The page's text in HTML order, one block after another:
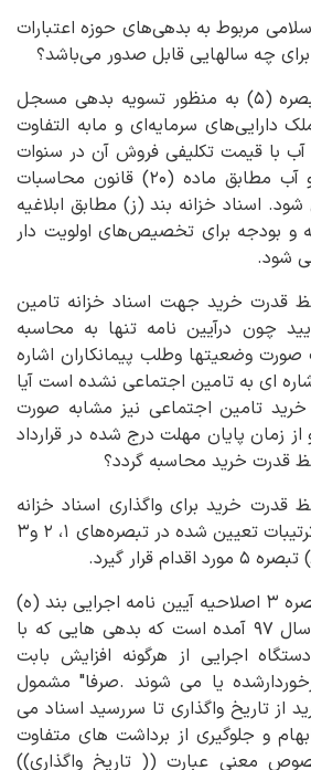
مربوط به بدهی‌های حوزه اعتبارات
چه سالهایی قابل صدور می‌باشد؟
اسناد خزانه بند (ھ) تبصره (۵) به منظور تسویه بدهی مسجل
دارایی‌های سرمایه‌ای و مابه التفاوت
با قیمت تکلیفی فروش آن در سنوات
قبل به شرکتهای برق و آب مطابق ماده (۲۰) قانون محاسبات
اسناد خزانه بند (ز) مطابق ابلاغیه
و بودجه برای تخصیص‌های اولویت دار
شود.
قدرت خرید جهت اسناد خزانه تامین
چون درآیین نامه تنها به محاسبه
وضعیتها وطلب پیمانکاران اشاره
ای به تامین اجتماعی نشده است آیا
تامین اجتماعی نیز مشابه صورت
زمان پایان مهلت درج شده در قرارداد
قدرت خرید محاسبه گردد؟
قدرت خرید برای واگذاری اسناد خزانه
اسلامی می‌باید مشابه ترتیبات تعیین شده در تبصره‌های ۱، ۲ و۳
قرار گیرد.
با عنایت به اینکه در تبصره ۳ اصلاحیه آیین نامه اجرایی بند (ه)
تبصره ۵ قانون بودجه سال ۹۷ آمده است که بدهی هایی که با
اجرایی از هرگونه افزایش بابت
یا می شوند .صرفا" مشمول
تاریخ واگذاری تا سررسید اسناد می
و جلوگیری از برداشت های متفاوت
معنی عبارت (( تاریخ واگذاری))